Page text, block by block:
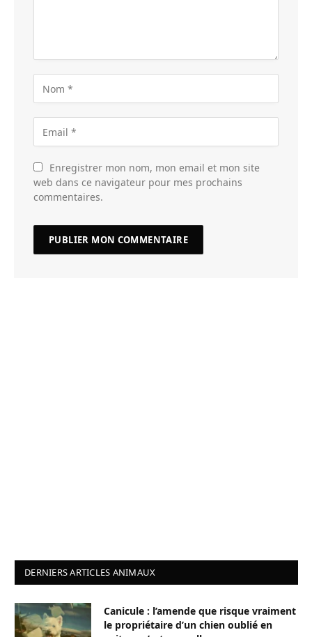
Enregistrer mon nom, mon email et mon site
web dans ce navigateur pour mes prochains
commentaires.
DERNIERS ARTICLES ANIMAUX
Canicule : l’amende que risque vraiment
le propriétaire d’un chien oublié en